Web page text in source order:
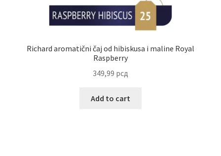
Reset password
Richard aromatični čaj od hibiskusa i maline Royal
Raspberry
349,99 рсд
Add to cart